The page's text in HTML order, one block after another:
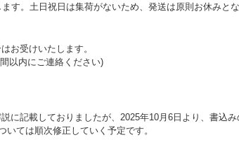
す。土日祝日は集荷がないため、発送は原則お休みとな
お受けいたします。
以内にご連絡ください)
に記載しておりましたが、2025年10月6日より、書込
いては順次修正していく予定です。